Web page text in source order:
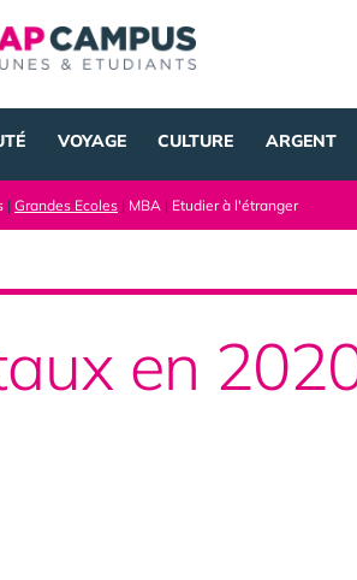
VOYAGE CULTURE ARGENT
| Grandes Ecoles | MBA | Etudier à l'étranger
en